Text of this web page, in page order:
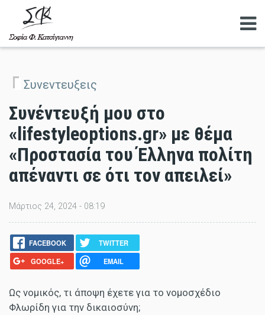
Συνεντευξεις
Συνέντευξή μου στο
«lifestyleoptions.gr» με θέμα
«Προστασία του Έλληνα πολίτη
απέναντι σε ότι τον απειλεί»
Μάρτιος 24, 2024 - 08:19
FACEBOOK
TWITTER
GOOGLE+
EMAIL
Ως νομικός, τι άποψη έχετε για το νομοσχέδιο
Φλωρίδη για την δικαιοσύνη;